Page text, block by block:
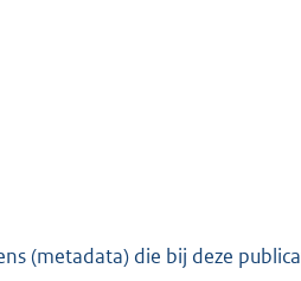
K
(metadata) die bij deze